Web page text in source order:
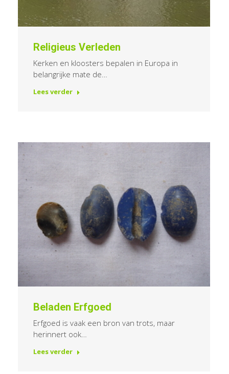
Religieus Verleden
Kerken en kloosters bepalen in Europa in
belangrijke mate de…
Lees verder
Beladen Erfgoed
Erfgoed is vaak een bron van trots, maar
herinnert ook…
Lees verder